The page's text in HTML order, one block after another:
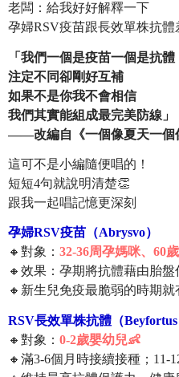
老闆：給我好好解釋一下
孕婦RSV疫苗跟長效單株抗體
「我們一個是疫苗一個是抗體
注定不同卻剛好互補
如果不是你我不會相信
我們其實能組成最完美防線」
——改編自《一個像夏天一個
這可不是小編隨便唱的！
短短4句就說明清楚👏
跟我一起唱記憶更深刻
孕婦RSV疫苗（Abrysvo）
🔸對象： 32-36周孕媽咪、60
🔸效果：孕期將抗體藉由胎盤
🔸新生兒免疫最脆弱的時期
RSV長效單株抗體（Beyfortus
🔸對象： 0-2歲嬰幼兒👶
🔸滿3-6個月時接續接種；11-